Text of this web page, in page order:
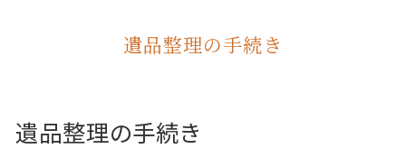
遺品整理の手続き
遺品整理の手続き